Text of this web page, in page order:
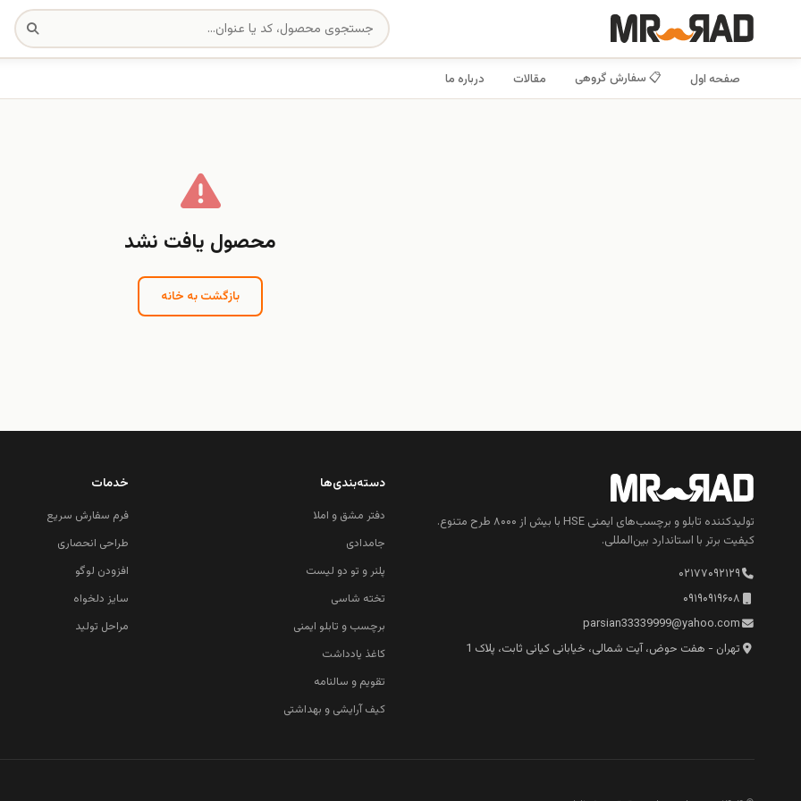
صفحه اول 📋 سفارش گروهی مقالات درباره ما
محصول یافت نشد
بازگشت به خانه
تولیدکننده تابلو و برچسب‌های ایمنی HSE با بیش از ۸۰۰۰ طرح متنوع.
کیفیت برتر با استاندارد بین‌المللی.
۰۲۱۷۷۰۹۲۱۲۹
۰۹۱۹۰۹۱۹۶۰۸
parsian33339999@yahoo.com
تهران - هفت حوض، آیت شمالی، خیابانی کیانی ثابت، پلاک 1
دسته‌بندی‌ها
دفتر مشق و املا
جامدادی
پلنر و تو دو لیست
تخته شاسی
برچسب و تابلو ایمنی
کاغذ یادداشت
تقویم و سالنامه
کیف آرایشی و بهداشتی
خدمات
فرم سفارش سریع
طراحی انحصاری
افزودن لوگو
سایز دلخواه
مراحل تولید